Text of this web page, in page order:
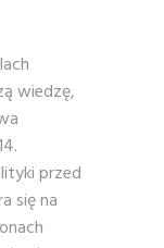
wiedzę,
przed
się na